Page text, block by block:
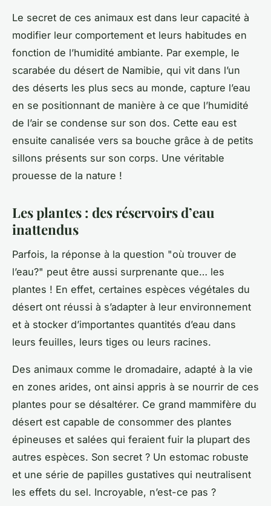
Le secret de ces animaux est dans leur capacité à
modifier leur comportement et leurs habitudes en
fonction de l’humidité ambiante. Par exemple, le
scarabée du désert de Namibie, qui vit dans l’un
des déserts les plus secs au monde, capture l’eau
en se positionnant de manière à ce que l’humidité
de l’air se condense sur son dos. Cette eau est
ensuite canalisée vers sa bouche grâce à de petits
sillons présents sur son corps. Une véritable
prouesse de la nature !
Les plantes : des réservoirs d’eau
inattendus
Parfois, la réponse à la question "où trouver de
l’eau?" peut être aussi surprenante que… les
plantes ! En effet, certaines espèces végétales du
désert ont réussi à s’adapter à leur environnement
et à stocker d’importantes quantités d’eau dans
leurs feuilles, leurs tiges ou leurs racines.
Des animaux comme le dromadaire, adapté à la vie
en zones arides, ont ainsi appris à se nourrir de ces
plantes pour se désaltérer. Ce grand mammifère du
désert est capable de consommer des plantes
épineuses et salées qui feraient fuir la plupart des
autres espèces. Son secret ? Un estomac robuste
et une série de papilles gustatives qui neutralisent
les effets du sel. Incroyable, n’est-ce pas ?